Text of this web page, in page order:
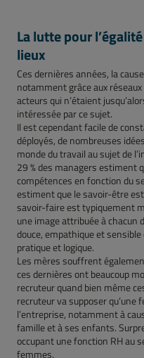
La lutte pour
lieux
Ces dernières années, la
notamment grâce aux
acteurs qui n’étaient
intéressée par ce sujet.
Il est cependant facile de
déployés, de nombreuses
monde du travail au sujet de
29 % des managers estiment
compétences en fonction du
estiment que le savoir-être
savoir-faire est typiquement
une image attribuée à chacun
douce, empathique et
pratique et logique.
Les mères souffrent
ces dernières ont beaucoup
recruteur quand bien même
recruteur va supposer
l’entreprise, notamment à
famille et à ses enfants.
occupant une fonction RH au
femmes.